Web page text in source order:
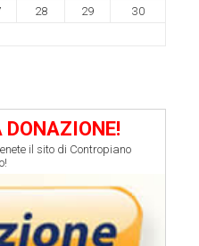
28 29
30
DONAZIONE!
il sito di Contropiano